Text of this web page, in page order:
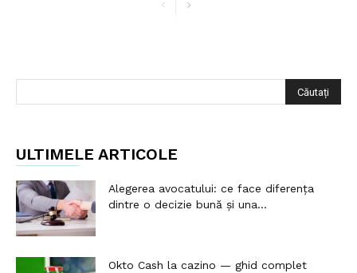
ULTIMELE ARTICOLE
Alegerea avocatului: ce face diferența
dintre o decizie bună și una...
Okto Cash la cazino — ghid complet